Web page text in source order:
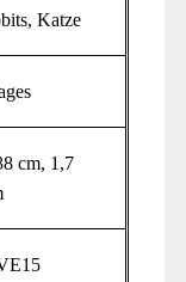
Katze
cm, 1,7